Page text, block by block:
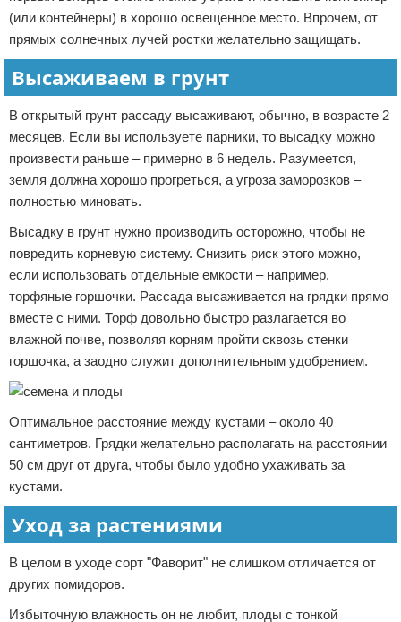
(или контейнеры) в хорошо освещенное место. Впрочем, от
прямых солнечных лучей ростки желательно защищать.
Высаживаем в грунт
В открытый грунт рассаду высаживают, обычно, в возрасте 2
месяцев. Если вы используете парники, то высадку можно
произвести раньше – примерно в 6 недель. Разумеется,
земля должна хорошо прогреться, а угроза заморозков –
полностью миновать.
Высадку в грунт нужно производить осторожно, чтобы не
повредить корневую систему. Снизить риск этого можно,
если использовать отдельные емкости – например,
торфяные горшочки. Рассада высаживается на грядки прямо
вместе с ними. Торф довольно быстро разлагается во
влажной почве, позволяя корням пройти сквозь стенки
горшочка, а заодно служит дополнительным удобрением.
Оптимальное расстояние между кустами – около 40
сантиметров. Грядки желательно располагать на расстоянии
50 см друг от друга, чтобы было удобно ухаживать за
кустами.
Уход за растениями
В целом в уходе сорт "Фаворит" не слишком отличается от
других помидоров.
Избыточную влажность он не любит, плоды с тонкой